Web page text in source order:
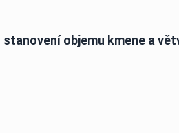
objemu kmene a